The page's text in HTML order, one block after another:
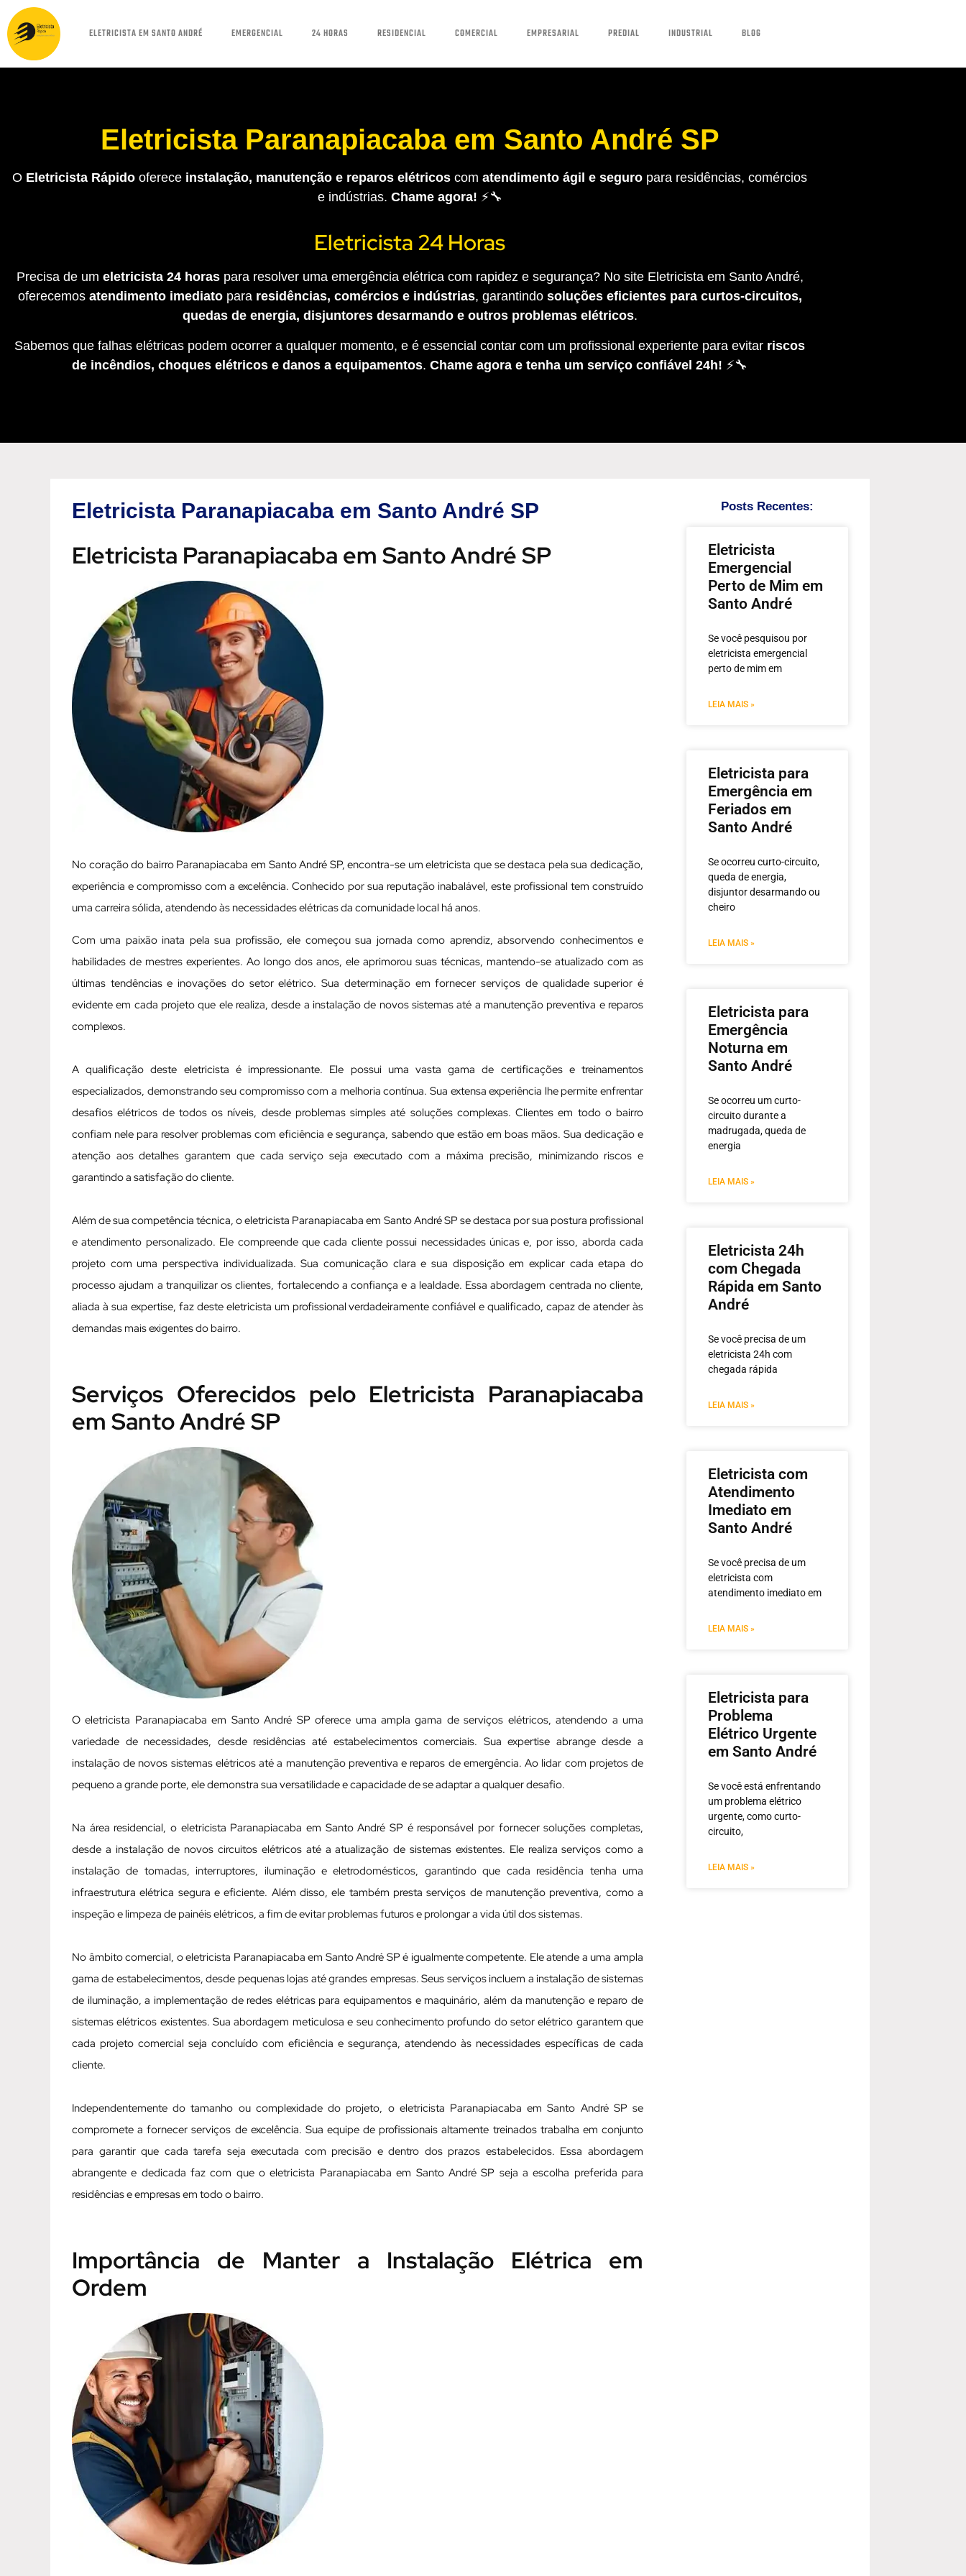
ELETRICISTA EM SANTO ANDRÉ EMERGENCIAL 24 HORAS RESIDENCIAL COMERCIAL EMPRESARIAL PREDIAL INDUSTRIAL BLOG
Eletricista Paranapiacaba em Santo André SP
O Eletricista Rápido oferece instalação, manutenção e reparos elétricos com atendimento ágil e seguro para residências, comércios
e indústrias. Chame agora! ⚡🔧
Eletricista 24 Horas
Precisa de um eletricista 24 horaspara resolver uma emergência elétrica com rapidez e segurança? No site Eletricista em Santo André,
oferecemos atendimento imediatopara residências, comércios e indústrias, garantindo soluções eficientes para curtos-circuitos,
quedas de energia, disjuntores desarmando e outros problemas elétricos.
Sabemos que falhas elétricas podem ocorrer a qualquer momento, e é essencial contar com um profissional experiente para evitar riscos
de incêndios, choques elétricos e danos a equipamentos. Chame agora e tenha um serviço confiável 24h! ⚡🔧
Eletricista Paranapiacaba em Santo André SP
Eletricista Paranapiacaba em Santo André SP
No coração do bairro Paranapiacaba em Santo André SP, encontra-se um eletricista que se destaca pela sua dedicação,
experiência e compromisso com a excelência. Conhecido por sua reputação inabalável, este profissional tem construído
uma carreira sólida, atendendo às necessidades elétricas da comunidade local há anos.
Com uma paixão inata pela sua profissão, ele começou sua jornada como aprendiz, absorvendo conhecimentos e
habilidades de mestres experientes. Ao longo dos anos, ele aprimorou suas técnicas, mantendo-se atualizado com as
últimas tendências e inovações do setor elétrico. Sua determinação em fornecer serviços de qualidade superior é
evidente em cada projeto que ele realiza, desde a instalação de novos sistemas até a manutenção preventiva e reparos
complexos.
A qualificação deste eletricista é impressionante. Ele possui uma vasta gama de certificações e treinamentos
especializados, demonstrando seu compromisso com a melhoria contínua. Sua extensa experiência lhe permite enfrentar
desafios elétricos de todos os níveis, desde problemas simples até soluções complexas. Clientes em todo o bairro
confiam nele para resolver problemas com eficiência e segurança, sabendo que estão em boas mãos. Sua dedicação e
atenção aos detalhes garantem que cada serviço seja executado com a máxima precisão, minimizando riscos e
garantindo a satisfação do cliente.
Além de sua competência técnica, o eletricista Paranapiacaba em Santo André SP se destaca por sua postura profissional
e atendimento personalizado. Ele compreende que cada cliente possui necessidades únicas e, por isso, aborda cada
projeto com uma perspectiva individualizada. Sua comunicação clara e sua disposição em explicar cada etapa do
processo ajudam a tranquilizar os clientes, fortalecendo a confiança e a lealdade. Essa abordagem centrada no cliente,
aliada à sua expertise, faz deste eletricista um profissional verdadeiramente confiável e qualificado, capaz de atender às
demandas mais exigentes do bairro.
Serviços Oferecidos pelo Eletricista Paranapiacaba
em Santo André SP
O eletricista Paranapiacaba em Santo André SP oferece uma ampla gama de serviços elétricos, atendendo a uma
variedade de necessidades, desde residências até estabelecimentos comerciais. Sua expertise abrange desde a
instalação de novos sistemas elétricos até a manutenção preventiva e reparos de emergência. Ao lidar com projetos de
pequeno a grande porte, ele demonstra sua versatilidade e capacidade de se adaptar a qualquer desafio.
Na área residencial, o eletricista Paranapiacaba em Santo André SP é responsável por fornecer soluções completas,
desde a instalação de novos circuitos elétricos até a atualização de sistemas existentes. Ele realiza serviços como a
instalação de tomadas, interruptores, iluminação e eletrodomésticos, garantindo que cada residência tenha uma
infraestrutura elétrica segura e eficiente. Além disso, ele também presta serviços de manutenção preventiva, como a
inspeção e limpeza de painéis elétricos, a fim de evitar problemas futuros e prolongar a vida útil dos sistemas.
No âmbito comercial, o eletricista Paranapiacaba em Santo André SP é igualmente competente. Ele atende a uma ampla
gama de estabelecimentos, desde pequenas lojas até grandes empresas. Seus serviços incluem a instalação de sistemas
de iluminação, a implementação de redes elétricas para equipamentos e maquinário, além da manutenção e reparo de
sistemas elétricos existentes. Sua abordagem meticulosa e seu conhecimento profundo do setor elétrico garantem que
cada projeto comercial seja concluído com eficiência e segurança, atendendo às necessidades específicas de cada
cliente.
Independentemente do tamanho ou complexidade do projeto, o eletricista Paranapiacaba em Santo André SP se
compromete a fornecer serviços de excelência. Sua equipe de profissionais altamente treinados trabalha em conjunto
para garantir que cada tarefa seja executada com precisão e dentro dos prazos estabelecidos. Essa abordagem
abrangente e dedicada faz com que o eletricista Paranapiacaba em Santo André SP seja a escolha preferida para
residências e empresas em todo o bairro.
Importância de Manter a Instalação Elétrica em
Ordem
Posts Recentes:
Eletricista
Emergencial
Perto de Mim em
Santo André
Se você pesquisou por
eletricista emergencial
perto de mim em
LEIA MAIS »
Eletricista para
Emergência em
Feriados em
Santo André
Se ocorreu curto-circuito,
queda de energia,
disjuntor desarmando ou
cheiro
LEIA MAIS »
Eletricista para
Emergência
Noturna em
Santo André
Se ocorreu um curto-
circuito durante a
madrugada, queda de
energia
LEIA MAIS »
Eletricista 24h
com Chegada
Rápida em Santo
André
Se você precisa de um
eletricista 24h com
chegada rápida
LEIA MAIS »
Eletricista com
Atendimento
Imediato em
Santo André
Se você precisa de um
eletricista com
atendimento imediato em
LEIA MAIS »
Eletricista para
Problema
Elétrico Urgente
em Santo André
Se você está enfrentando
um problema elétrico
urgente, como curto-
circuito,
LEIA MAIS »